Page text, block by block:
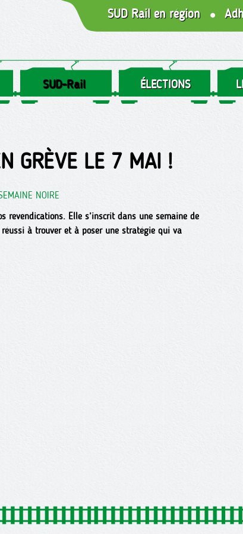
SUD Rail en région
SUD-Rail ÉLECTIONS
GRÈVE LE 7 MAI !
NOIRE
revendications. Elle s’inscrit dans une semaine de
à trouver et à poser une stratégie qui va